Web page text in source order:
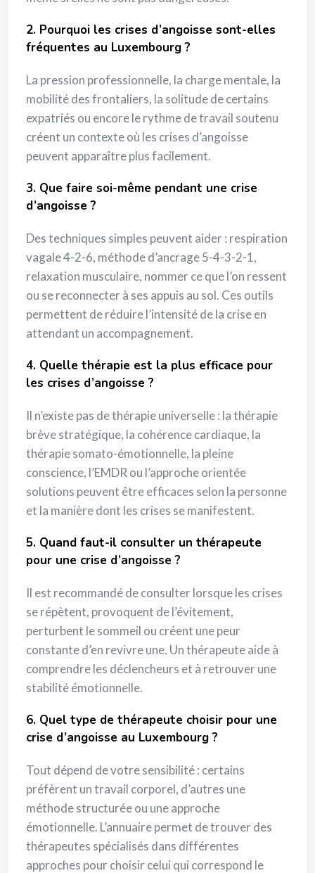
2. Pourquoi les crises d’angoisse sont-elles
fréquentes au Luxembourg ?
La pression professionnelle, la charge mentale, la
mobilité des frontaliers, la solitude de certains
expatriés ou encore le rythme de travail soutenu
créent un contexte où les crises d’angoisse
peuvent apparaître plus facilement.
3. Que faire soi-même pendant une crise
d’angoisse ?
Des techniques simples peuvent aider : respiration
vagale 4-2-6, méthode d’ancrage 5-4-3-2-1,
relaxation musculaire, nommer ce que l’on ressent
ou se reconnecter à ses appuis au sol. Ces outils
permettent de réduire l’intensité de la crise en
attendant un accompagnement.
4. Quelle thérapie est la plus efficace pour
les crises d’angoisse ?
Il n’existe pas de thérapie universelle : la thérapie
brève stratégique, la cohérence cardiaque, la
thérapie somato-émotionnelle, la pleine
conscience, l’EMDR ou l’approche orientée
solutions peuvent être efficaces selon la personne
et la manière dont les crises se manifestent.
5. Quand faut-il consulter un thérapeute
pour une crise d’angoisse ?
Il est recommandé de consulter lorsque les crises
se répètent, provoquent de l’évitement,
perturbent le sommeil ou créent une peur
constante d’en revivre une. Un thérapeute aide à
comprendre les déclencheurs et à retrouver une
stabilité émotionnelle.
6. Quel type de thérapeute choisir pour une
crise d’angoisse au Luxembourg ?
Tout dépend de votre sensibilité : certains
préfèrent un travail corporel, d’autres une
méthode structurée ou une approche
émotionnelle. L’annuaire permet de trouver des
thérapeutes spécialisés dans différentes
approches pour choisir celui qui correspond le